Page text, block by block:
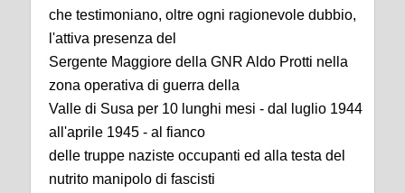
che testimoniano, oltre ogni ragionevole dubbio,
l'attiva presenza del
Sergente Maggiore della GNR Aldo Protti nella
zona operativa di guerra della
Valle di Susa per 10 lunghi mesi - dal luglio 1944
all'aprile 1945 - al fianco
delle truppe naziste occupanti ed alla testa del
nutrito manipolo di fascisti